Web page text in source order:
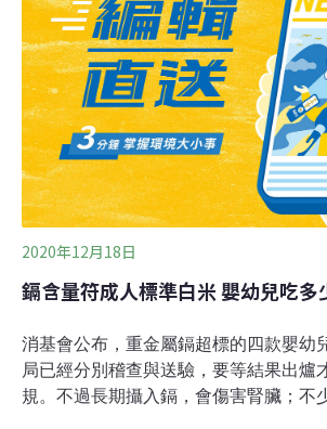
2020年12月18日
鎘含量符成人標準白米 嬰幼兒吃多
消基會公布，重金屬鎘超標的四款嬰幼
局已經分別稽查與送驗，要等結果出爐
規。不過長期攝入鎘，會傷害腎臟；不